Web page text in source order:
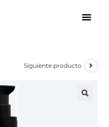
Siguiente producto